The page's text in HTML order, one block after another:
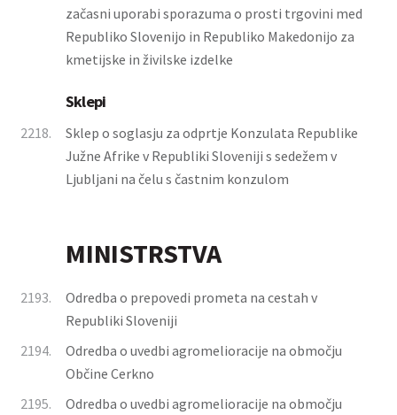
začasni uporabi sporazuma o prosti trgovini med
Republiko Slovenijo in Republiko Makedonijo za
kmetijske in živilske izdelke
Sklepi
2218.
Sklep o soglasju za odprtje Konzulata Republike
Južne Afrike v Republiki Sloveniji s sedežem v
Ljubljani na čelu s častnim konzulom
MINISTRSTVA
2193.
Odredba o prepovedi prometa na cestah v
Republiki Sloveniji
2194.
Odredba o uvedbi agromelioracije na območju
Občine Cerkno
2195.
Odredba o uvedbi agromelioracije na območju